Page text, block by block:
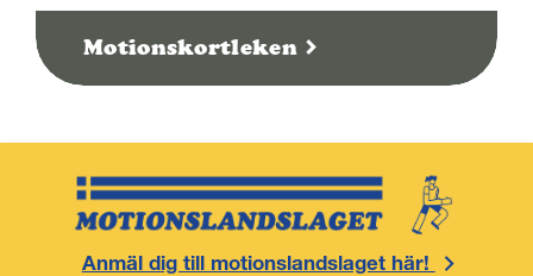
Motionskortleken
Anmäl dig till motionslandslaget här!